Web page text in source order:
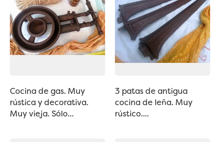
Cocina de gas. Muy
rústica y decorativa.
Muy vieja. Sólo...
3 patas de antigua
cocina de leña. Muy
rústico....